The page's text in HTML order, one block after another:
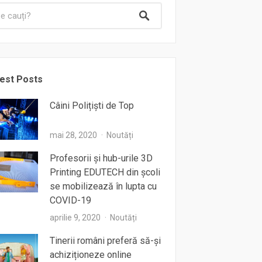
Posts
Câini Polițiști de Top
mai 28, 2020 Noutăți
Profesorii şi hub-urile 3D
Printing EDUTECH din şcoli
se mobilizează în lupta cu
COVID-19
aprilie 9, 2020 Noutăți
Tinerii români preferă să-și
achiziționeze online